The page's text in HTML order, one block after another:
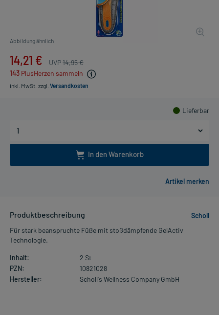
Abbildung ähnlich
14,21 € UVP14,95 €
143 PlusHerzen sammeln
inkl. MwSt. zzgl. Versandkosten
Lieferbar
In den Warenkorb
Produktbeschreibung
Scholl
Für stark beanspruchte Füße mit stoßdämpfende GelActiv
Technologie.
Inhalt:
2 St
PZN:
10821028
Hersteller:
Scholl's Wellness Company GmbH